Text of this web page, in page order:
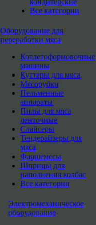
Все категории
Оборудование для
переработки мяса
Котлетоформовочные
машины
Куттеры для мяса
Мясорубки
Пельменные
аппараты
Пилы для мяса
ленточные
Слайсеры
Тендерайзеры для
мяса
Фаршемесы
Шприцы для
наполнения колбас
Все категории
Электромеханическое
оборудование